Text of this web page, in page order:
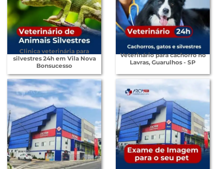
Clinica veterinária para
silvestres 24h em Vila Nova
Bonsucesso
Veterinário para cachorro no
Lavras, Guarulhos - SP